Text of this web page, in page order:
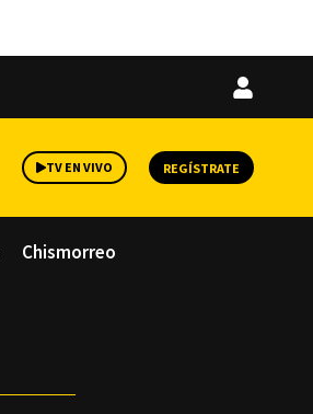
Iniciar
TV EN VIVO REGÍSTRATE
Chismorreo